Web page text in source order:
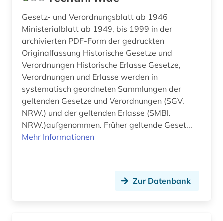
Gesetz- und Verordnungsblatt ab 1946
Ministerialblatt ab 1949, bis 1999 in der
archivierten PDF-Form der gedruckten
Originalfassung Historische Gesetze und
Verordnungen Historische Erlasse Gesetze,
Verordnungen und Erlasse werden in
systematisch geordneten Sammlungen der
geltenden Gesetze und Verordnungen (SGV.
NRW.) und der geltenden Erlasse (SMBl.
NRW.)aufgenommen. Früher geltende Geset...
Mehr Informationen
Zur Datenbank